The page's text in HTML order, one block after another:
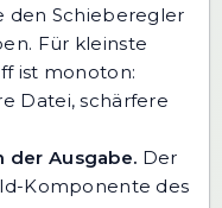
den Schieberegler
Für kleinste
ist monoton:
Datei, schärfere
der Ausgabe. Der
Komponente des